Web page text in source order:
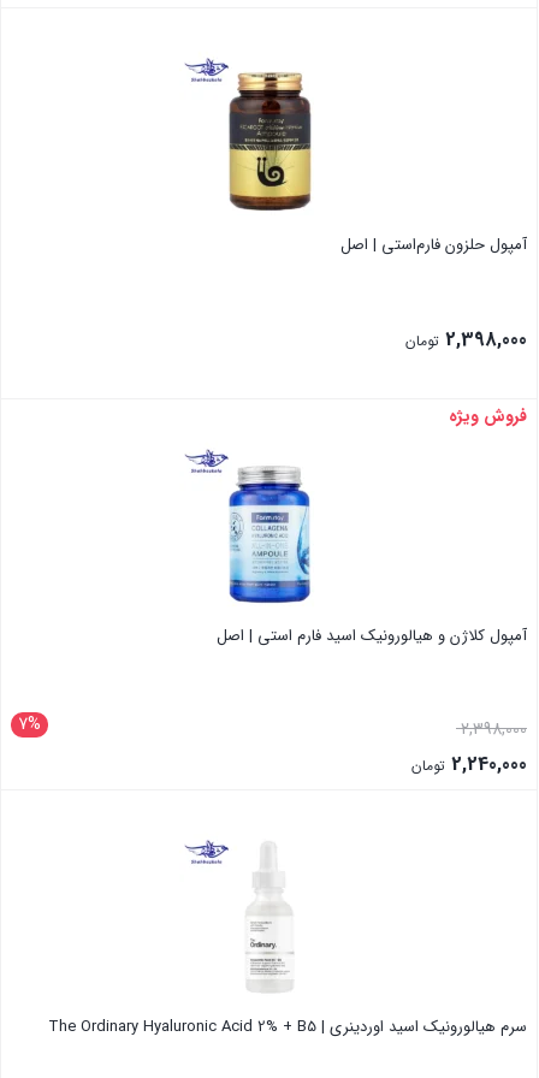
آمپول حلزون فارم‌استی | اصل
2,398,000 تومان
بستن
فروش ویژه
آمپول کلاژن و هیالورونیک اسید فارم استی | اصل
7% 2,398,000قیمت
اصلی:2,240,000 تومان
سرم هیالورونیک اسید اوردینری | The Ordinary Hyaluronic Acid 2% + B5